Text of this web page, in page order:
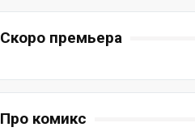
Скоро премьера
Про комикс